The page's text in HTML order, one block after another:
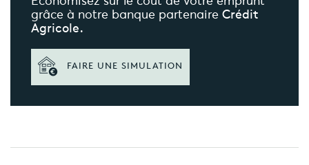
grâce à notre banque partenaire Crédit
Agricole.
FAIRE UNE SIMULATION